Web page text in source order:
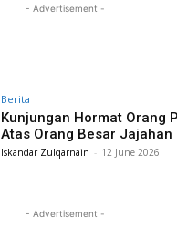
- Advertisement -
Berita
Kunjungan Hormat Orang
Atas Orang Besar
Iskandar Zulqarnain - 12 June 2026
- Advertisement -